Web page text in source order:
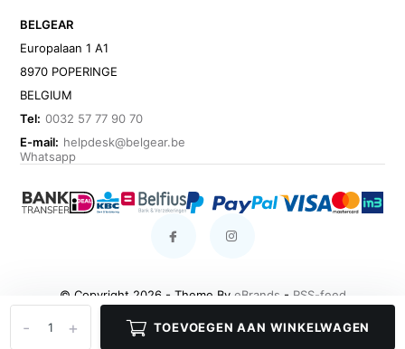
+
- TOEVOEGEN AAN WINKELWAGEN
BELGEAR
Europalaan 1 A1
8970 POPERINGE
BELGIUM
Tel: 0032 57 77 90 70
E-mail: helpdesk@belgear.be
Whatsapp
© Copyright 2026 - Theme By eBrands - RSS-feed